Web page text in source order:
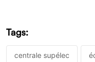
Tags:
centrale supélec